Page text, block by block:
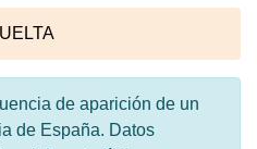
de aparición de un
de España. Datos